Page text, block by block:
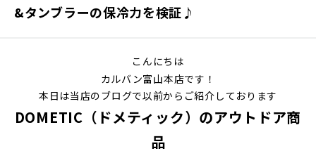
&タンブラーの保冷力を検証♪
こんにちは
カルバン富山本店です！
本日は当店のブログで以前からご紹介しております
DOMETIC（ドメティック）のアウトドア商
品